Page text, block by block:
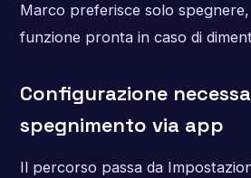
Marco preferisce solo
funzione pronta in caso di
Configurazione
spegnimento via app
Il percorso passa da